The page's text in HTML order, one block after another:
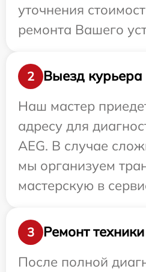
уточнения
ремонта Вашего
2
Выезд курьера
Наш мастер
адресу для
AEG. В случае
мы организуем
мастерскую в
3
Ремонт техники
После полной